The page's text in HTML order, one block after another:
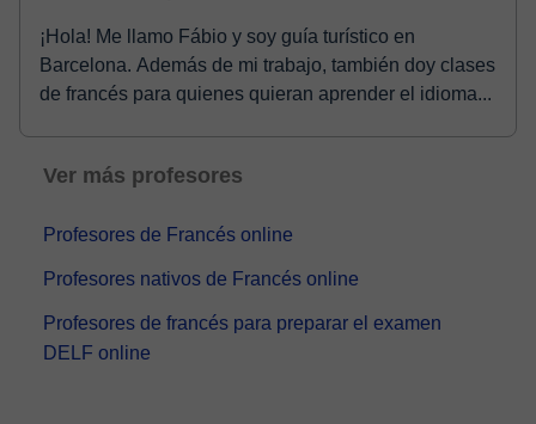
¡Hola! Me llamo Fábio y soy guía turístico en
Barcelona. Además de mi trabajo, también doy clases
de francés para quienes quieran aprender el idioma...
Ver más profesores
Profesores de Francés online
Profesores nativos de Francés online
Profesores de francés para preparar el examen
DELF online